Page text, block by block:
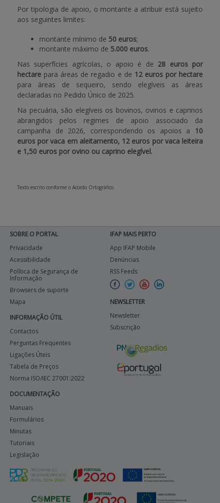
Por tipologia de apoio, o montante a atribuir está sujeito
aos seguintes limites:
montante mínimo de 50 euros;
montante máximo de 5.000 euros.
Nas superfícies agrícolas, o apoio é de 28 euros por
hectare para áreas de regadio e de 12 euros por hectare
para áreas de sequeiro, sendo elegíveis as áreas
declaradas no Pedido Único de 2025.
Na pecuária, são elegíveis os bovinos, ovinos e caprinos
abrangidos pelos regimes de apoio associado da
campanha de 2026, correspondendo os apoios a 10
euros por vaca em aleitamento, 12 euros por vaca leiteira
e 1,50 euros por ovino ou caprino elegível.
Texto escrito conforme o Acordo Ortográfico.
SOBRE O PORTAL
Privacidade
Acessibilidade
Política de Segurança de
Informação
Browsers de suporte
Mapa
INFORMAÇÃO ÚTIL
Contactos
Perguntas Frequentes
Ligações Úteis
Tabela de Preços
Norma ISO/IEC 27001:2022
DOCUMENTAÇÃO
Manuais
Formulários
Minutas
Tutoriais
Legislação
IFAP MAIS PERTO
App IFAP Mobile
Denúncias
RSS Feeds
NEWSLETTER
Newsletter
Subscrição